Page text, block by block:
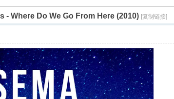
- Where Do We Go From Here (2010) [复制链接]